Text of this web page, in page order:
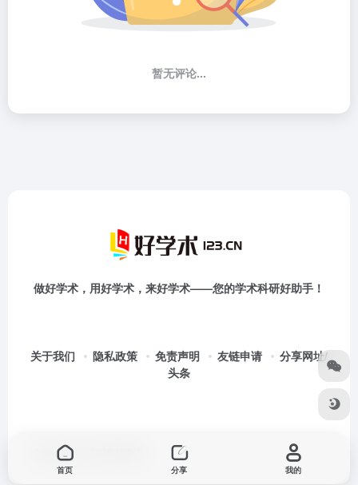
暂无评论...
做好学术，用好学术，来好学术——您的学术科研好助手！
关于我们 隐私政策 免责声明 友链申请
分享网址/
头条
Copyright © 2026
首页 分享 我的